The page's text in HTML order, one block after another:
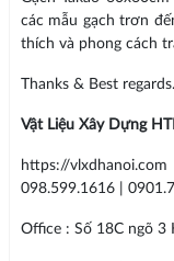
các mẫu gạch trơn
thích và phong cách
Thanks & Best
Vật Liệu Xây Dựng
https://
098.599.1616 |
Office : Số 18C ngõ